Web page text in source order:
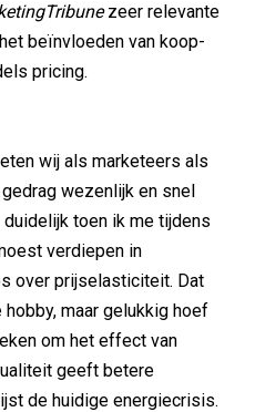
zeer relevante
beïnvloeden van koop-
pricing.
wij als marketeers als
wezenlijk en snel
toen ik me tijdens
verdiepen in
over prijselasticiteit. Dat
maar gelukkig hoef
om het effect van
geeft betere
de huidige energiecrisis.